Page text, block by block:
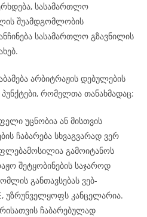
სასამართლო
შუამდგომლობის
სასამართლო გზავნილის
არბიტრაჟის დებულების
რომელთა თანახმადაც:
უცნობია ან მისთვის
ჩაბარება სხვაგვარად ვერ
გამოიტანოს
შეტყობინების საჯაროდ
განთავსებას ვებ-
უზრუნველყოფს კანცელარია.
ჩაბარებულად